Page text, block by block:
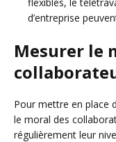
d’entreprise
Mesurer le
Pour mettre en place
le moral des
régulièrement leur